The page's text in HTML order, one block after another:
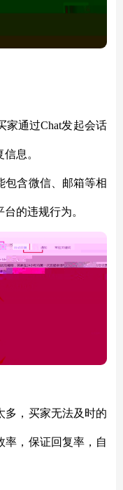
家通过Chat发起会话
息。
包含微信、邮箱等相
的违规行为。
多，买家无法及时的
率，保证回复率，自